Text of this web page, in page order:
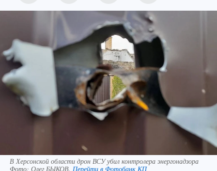
В Херсонской области дрон ВСУ убил контролера энергонадзора
Фото: Олег БЫКОВ. Перейти в Фотобанк КП